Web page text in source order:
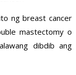
ng breast cancer
mastectomy o
dibdib ang